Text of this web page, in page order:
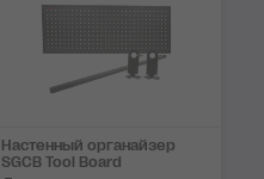
Настенный органайзер
SGCB Tool Board